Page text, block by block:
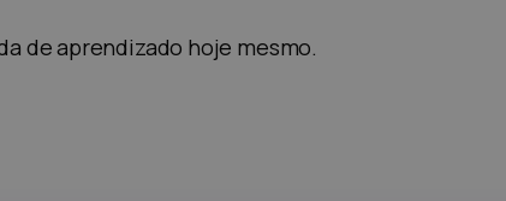
de aprendizado hoje mesmo.